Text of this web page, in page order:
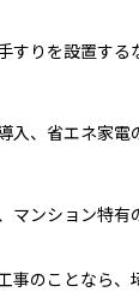
りを設置す
、省エネ家電
ンション特
のことなら